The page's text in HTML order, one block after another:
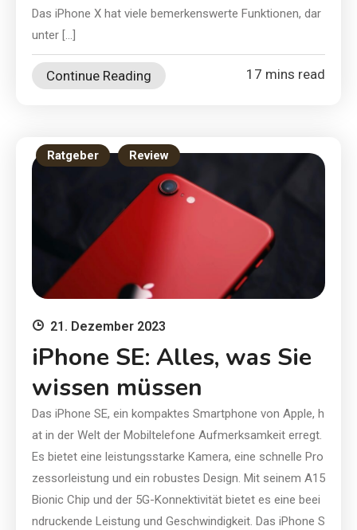
Das iPhone X hat viele bemerkenswerte Funktionen, dar
unter […]
Continue Reading 17 mins read
Ratgeber Review
21. Dezember 2023
iPhone SE: Alles, was Sie
wissen müssen
Das iPhone SE, ein kompaktes Smartphone von Apple, h
at in der Welt der Mobiltelefone Aufmerksamkeit erregt.
Es bietet eine leistungsstarke Kamera, eine schnelle Pro
zessorleistung und ein robustes Design. Mit seinem A15
Bionic Chip und der 5G-Konnektivität bietet es eine beei
ndruckende Leistung und Geschwindigkeit. Das iPhone S